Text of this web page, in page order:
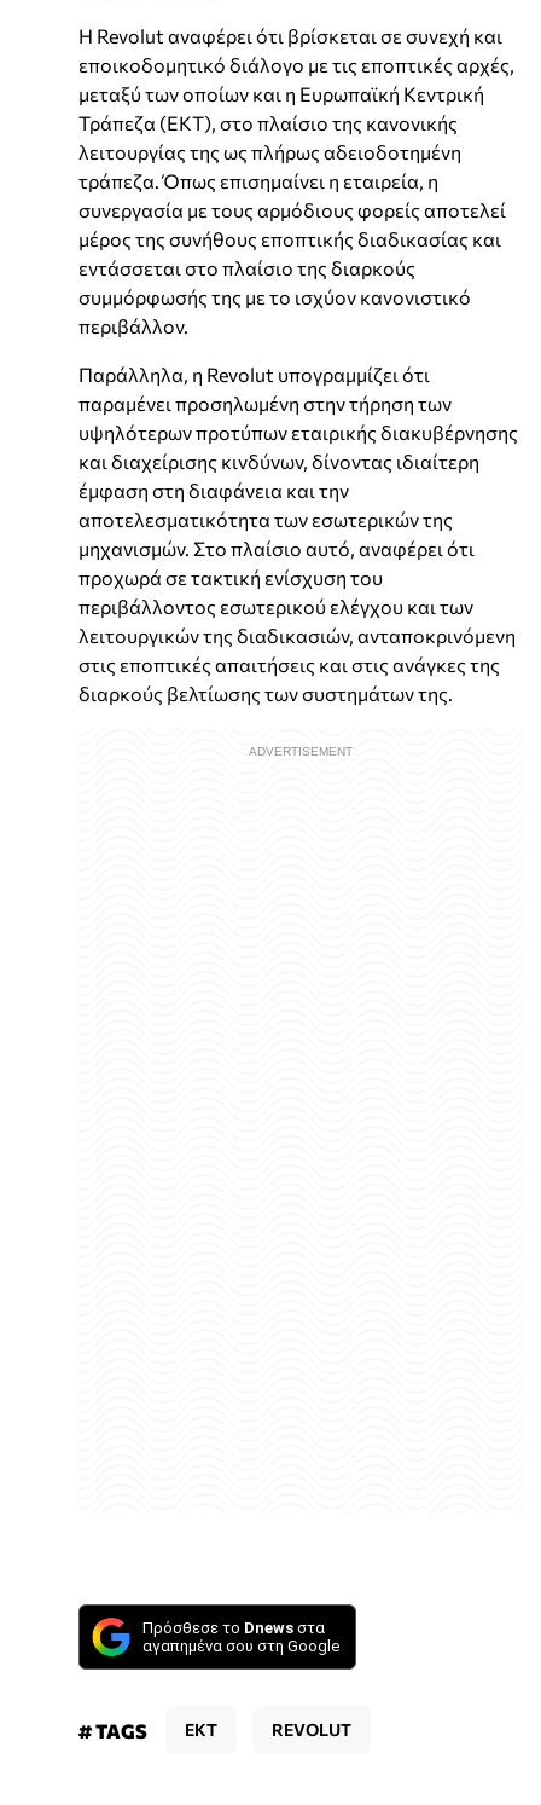
Η Revolut αναφέρει ότι βρίσκεται σε συνεχή και
εποικοδομητικό διάλογο με τις εποπτικές αρχές,
μεταξύ των οποίων και η Ευρωπαϊκή Κεντρική
Τράπεζα (ΕΚΤ), στο πλαίσιο της κανονικής
λειτουργίας της ως πλήρως αδειοδοτημένη
τράπεζα. Όπως επισημαίνει η εταιρεία, η
συνεργασία με τους αρμόδιους φορείς αποτελεί
μέρος της συνήθους εποπτικής διαδικασίας και
εντάσσεται στο πλαίσιο της διαρκούς
συμμόρφωσής της με το ισχύον κανονιστικό
περιβάλλον.
Παράλληλα, η Revolut υπογραμμίζει ότι
παραμένει προσηλωμένη στην τήρηση των
υψηλότερων προτύπων εταιρικής διακυβέρνησης
και διαχείρισης κινδύνων, δίνοντας ιδιαίτερη
έμφαση στη διαφάνεια και την
αποτελεσματικότητα των εσωτερικών της
μηχανισμών. Στο πλαίσιο αυτό, αναφέρει ότι
προχωρά σε τακτική ενίσχυση του
περιβάλλοντος εσωτερικού ελέγχου και των
λειτουργικών της διαδικασιών, ανταποκρινόμενη
στις εποπτικές απαιτήσεις και στις ανάγκες της
διαρκούς βελτίωσης των συστημάτων της.
Πρόσθεσε το Dnews στα
αγαπημένα σου στη Google
# TAGS ΕΚΤ REVOLUT